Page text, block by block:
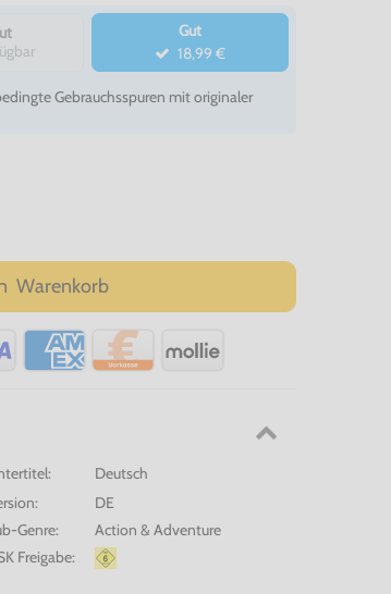
Gut
18,99 €
Gebrauchsspuren mit originaler
Warenkorb
Deutsch
DE
Genre:
Action & Adventure
Freigabe: